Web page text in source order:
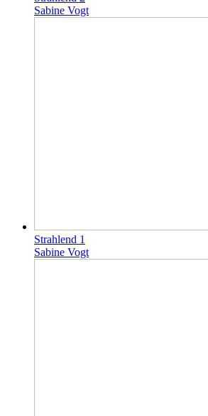
Sabine Vogt
Strahlend 1
Sabine Vogt